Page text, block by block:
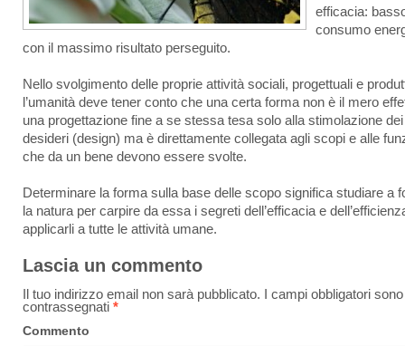
efficacia:
consumo
con il massimo risultato perseguito.
Nello svolgimento delle proprie attività sociali, progettuali e
l’umanità deve tener conto che una certa forma non è il mero
una progettazione fine a se stessa tesa solo alla stimolazione dei
desideri (design) ma è direttamente collegata agli scopi e alle
che da un bene devono essere svolte.
Determinare la forma sulla base delle scopo significa studiare a
la natura per carpire da essa i segreti dell’efficacia e
applicarli a tutte le attività umane.
Lascia un commento
Il tuo indirizzo email non sarà pubblicato. I campi obbligatori sono
contrassegnati *
Commento